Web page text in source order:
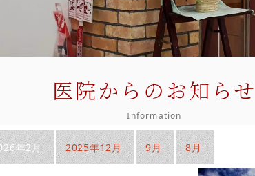
医院からのお知らせ
Information
年2月 2025年12月 9月 8月